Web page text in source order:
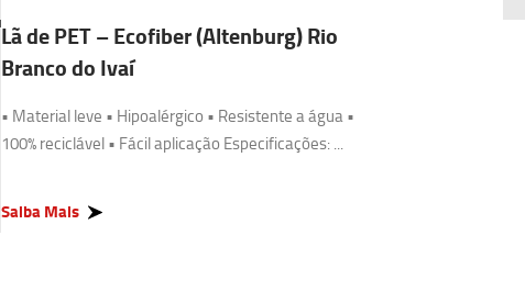
Lã de PET – Ecofiber (Altenburg) Rio
Branco do Ivaí
• Material leve • Hipoalérgico • Resistente a água •
100% reciclável • Fácil aplicação Especificações: ...
Saiba Mais